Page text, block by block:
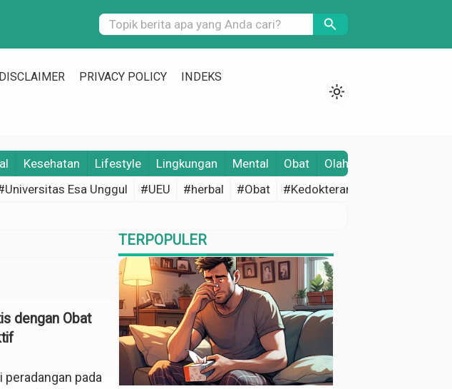
search
DISCLAIMER PRIVACY POLICY INDEKS
light_mode
Kesehatan Lifestyle Lingkungan Mental Obat Olahraga
Esa Unggul #UEU #herbal #Obat #Kedokteran
dengan Obat
pada
TERPOPULER